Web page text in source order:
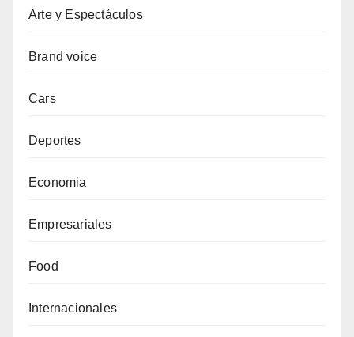
Arte y Espectáculos
Brand voice
Cars
Deportes
Economia
Empresariales
Food
Internacionales